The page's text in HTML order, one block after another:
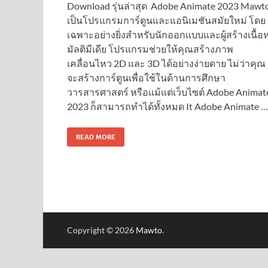
Download รุ่นล่าสุด Adobe Animate 2023
เป็นโปรแกรมการ์ตูนและแอนิเมชันสมัยใหม่ โดย
เฉพาะอย่างยิ่งสำหรับนักออกแบบและผู้สร้างเนื้อ
มัลติมีเดีย โปรแกรมช่วยให้คุณสร้างภาพ
เคลื่อนไหว 2D และ 3D ได้อย่างง่ายดาย ไม่ว่าคุณ
จะสร้างการ์ตูนเพื่อใช้ในด้านการศึกษา
วารสารศาสตร์ หรือแม้แต่เว็บไซต์ Adobe
2023 ก็สามารถทำได้ทั้งหมด It Adobe Animate …
READ MORE
Copyright © 2026 Mawto.